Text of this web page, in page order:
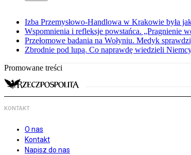
Izba Przemysłowo-Handlowa w Krakowie była
Wspomnienia i refleksje powstańca. „Pragnienie
Przełomowe badania na Wołyniu. Medyk
Zbrodnie pod lupą. Co naprawdę wiedzieli
Promowane treści
KONTAKT
O nas
Kontakt
Napisz do nas